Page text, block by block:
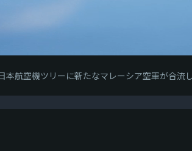
航空機ツリーに新たなマレーシア空軍が合流